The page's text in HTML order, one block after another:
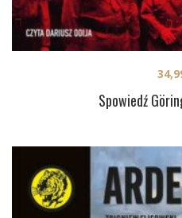
Spowiedź